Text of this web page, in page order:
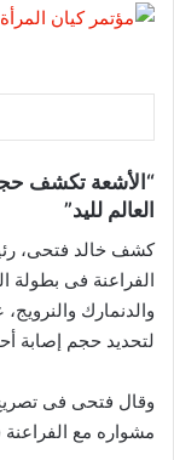
“الأشعة تكشف
العالم لليد”
كشف خالد فتحى،
الفراعنة فى بطولة
والدنمارك
لتحديد حجم إصابة
وقال فتحى فى
مشواره مع